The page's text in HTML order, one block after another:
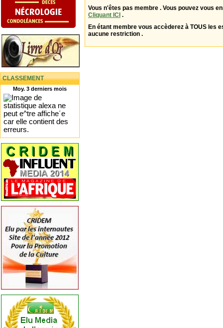
CLASSEMENT
Moy. 3 derniers mois
Vous n'êtes pas membre . Vous pouvez vous
Cliquant ICI .
En étant membre vous accèderez à TOUS les
aucune restriction .